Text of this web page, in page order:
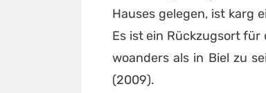
Hauses gelegen, ist karg
Es ist ein Rückzugsort
woanders als in Biel zu
(2009).